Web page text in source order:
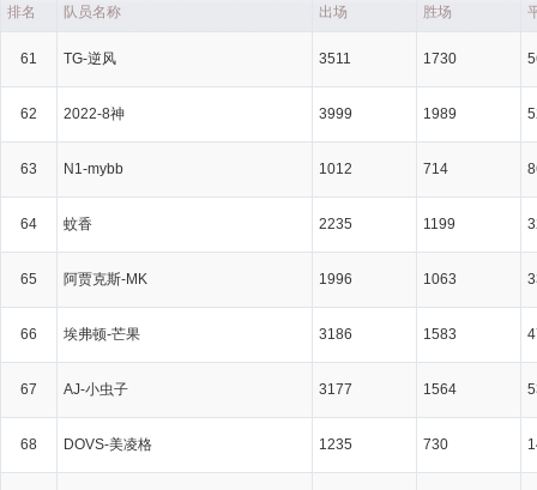
排名 队员名称 出场 胜场
61 TG-逆风 3511 1730
62 2022-8神 3999 1989
63 N1-mybb 1012 714
64 蚊香 2235 1199
65 阿贾克斯-MK 1996 1063
66 埃弗顿-芒果 3186 1583
67 AJ-小虫子 3177 1564
68 DOVS-美凌格 1235 730